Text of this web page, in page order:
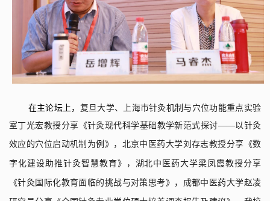
在主论坛上， 复旦大学、上海市针灸机制与穴位功能重点实验
室丁光宏教授分享《针灸现代科学基础教学新范式探讨——以针灸
效应的穴位启动机制为例》 ， 北京中医药大学刘存志教授分享《数
字化建设助推针灸智慧教育》 ， 湖北中医药大学梁凤霞教授分享
《针灸国际化教育面临的挑战与对策思考》 ， 成都中医药大学赵凌